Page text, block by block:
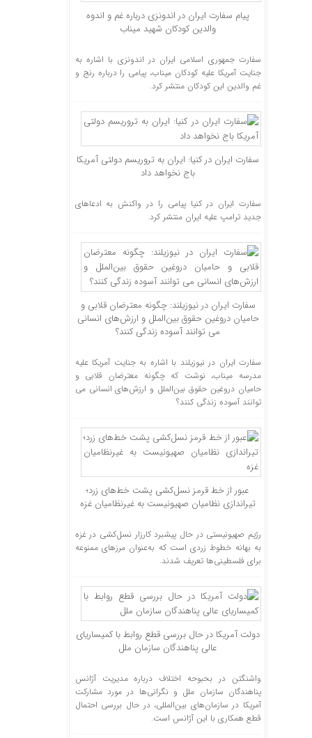
پیام سفارت ایران در اندونزی درباره غم و اندوه
والدین کودکان شهید میناب
سفارت جمهوری اسلامی ایران در اندونزی با اشاره به
جنایت آمریکا علیه کودکان میناب، پیامی را درباره رنج و
غم والدین این کودکان منتشر کرد.
سفارت ایران در کنیا: ایران به تروریسم دولتی آمریکا
باج نخواهد داد
سفارت ایران در کنیا پیامی را در واکنش به ادعاهای
جدید ترامپ علیه ایران منتشر کرد.
سفارت ایران در نیوزیلند: چگونه معترضان قلابی و
حامیان دروغین حقوق بین‌الملل و ارزش‌های انسانی
می توانند آسوده زندگی کنند؟
سفارت ایران در نیوزیلند با اشاره به جنایت آمریکا علیه
مدرسه میناب، نوشت که چگونه معترضان قلابی و
حامیان دروغین حقوق بین‌الملل و ارزش‌های انسانی می
توانند آسوده زندگی کنند؟
عبور از خط قرمز نسل‌کشی پشت خط‌های زرد؛
تیراندازی نظامیان صهیونیست به غیرنظامیان غزه
رژیم صهیونیستی در حال پیشبرد کارزار نسل‌کشی در غزه
به بهانه خطوط زردی است که به‌عنوان مرز‌های ممنوعه
برای فلسطینی‌ها تعریف شدند.
دولت آمریکا در حال بررسی قطع روابط با کمیساریای
عالی پناهندگان سازمان ملل
واشنگتن در بحبوحه اختلاف درباره مدیریت آژانس
پناهندگان سازمان ملل و نگرانی‌ها در مورد مشارکت
آمریکا در سازمان‌های بین‌المللی، در حال بررسی احتمال
قطع همکاری با این آژانس است.